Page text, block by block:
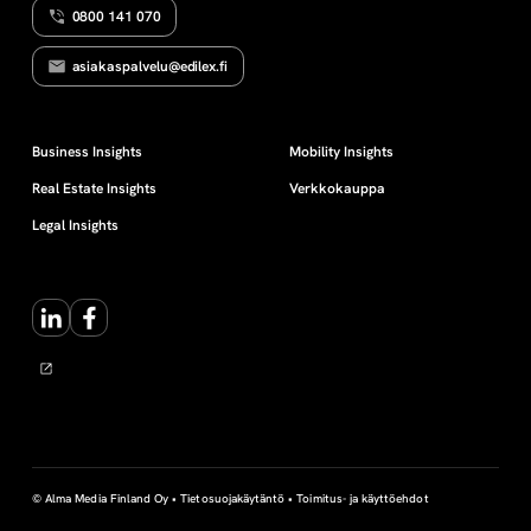
a
i
r
j
a
n
p
i
0800 141 070
asiakaspalvelu@edilex.fi
Business Insights
Real Estate Insights
Legal Insights
Mobility Insights
Verkkokauppa
LinkedInFacebook
© Alma Media Finland Oy •Tietosuojakäytäntö •Toimitus- ja käyttöehdot